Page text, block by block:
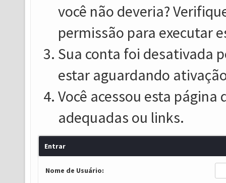
você não deveria?
permissão para executar
Sua conta foi desativada
estar aguardando
Você acessou esta
adequadas ou links.
Entrar
Nome de Usuário: